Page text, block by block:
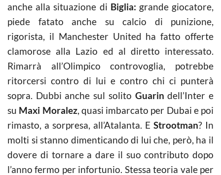
anche alla situazione di Biglia: grande giocatore,
piede fatato anche su calcio di punizione,
rigorista, il Manchester United ha fatto offerte
clamorose alla Lazio ed al diretto interessato.
Rimarrà all’Olimpico controvoglia, potrebbe
ritorcersi contro di lui e contro chi ci punterà
sopra. Dubbi anche sul solito Guarin dell’Inter e
su Maxi Moralez, quasi imbarcato per Dubai e poi
rimasto, a sorpresa, all’Atalanta. E Strootman? In
molti si stanno dimenticando di lui che, però, ha il
dovere di tornare a dare il suo contributo dopo
l’anno fermo per infortunio. Stessa teoria vale per